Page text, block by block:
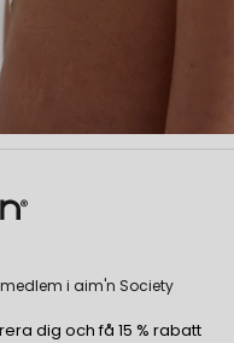
i aim'n Society
dig och få 15 % rabatt